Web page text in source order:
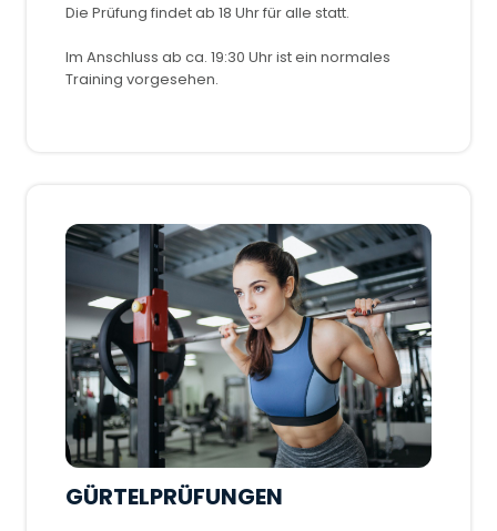
Die Prüfung findet ab 18 Uhr für alle statt.
Im Anschluss ab ca. 19:30 Uhr ist ein normales
Training vorgesehen.
GÜRTELPRÜFUNGEN